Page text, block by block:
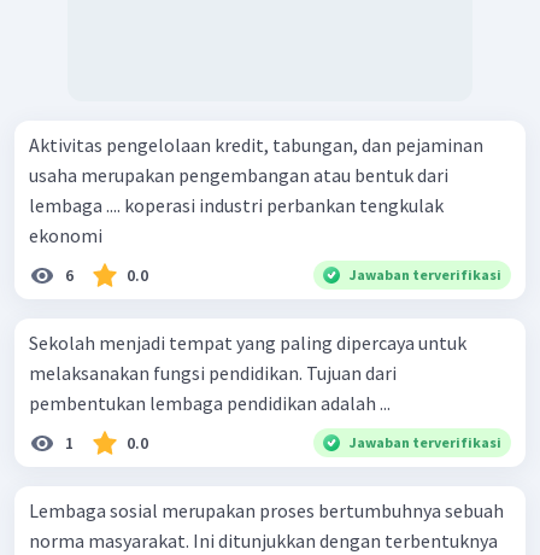
Aktivitas pengelolaan kredit, tabungan, dan pejaminan
usaha merupakan pengembangan atau bentuk dari
lembaga .... koperasi industri perbankan tengkulak
ekonomi
6 0.0 Jawaban terverifikasi
Sekolah menjadi tempat yang paling dipercaya untuk
melaksanakan fungsi pendidikan. Tujuan dari
pembentukan lembaga pendidikan adalah ...
1 0.0 Jawaban terverifikasi
Lembaga sosial merupakan proses bertumbuhnya sebuah
norma masyarakat. Ini ditunjukkan dengan terbentuknya